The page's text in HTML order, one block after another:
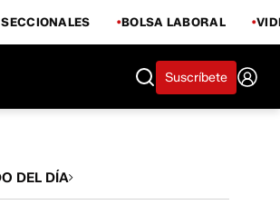
BOLSA LABORAL
Suscríbete
DEL DÍA